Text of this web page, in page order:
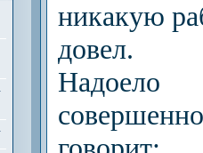
никакую
довел.